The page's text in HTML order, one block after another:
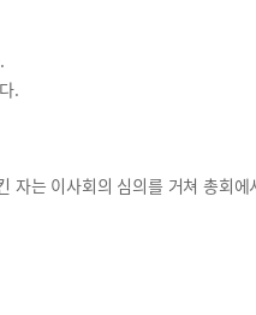
.
자는 이사회의 심의를 거쳐 총회에